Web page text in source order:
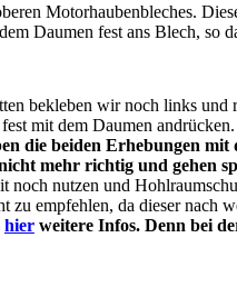
Motorhaubenbleches.
Daumen fest ans Blech, so
bekleben wir noch links und
mit dem Daumen andrücken.
die beiden Erhebungen
mehr richtig und gehen
noch nutzen und
zu empfehlen, da dieser nach
hierweitere Infos. Denn bei